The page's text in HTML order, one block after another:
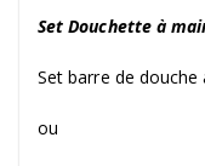
Set Douchette à
Set barre de
ou